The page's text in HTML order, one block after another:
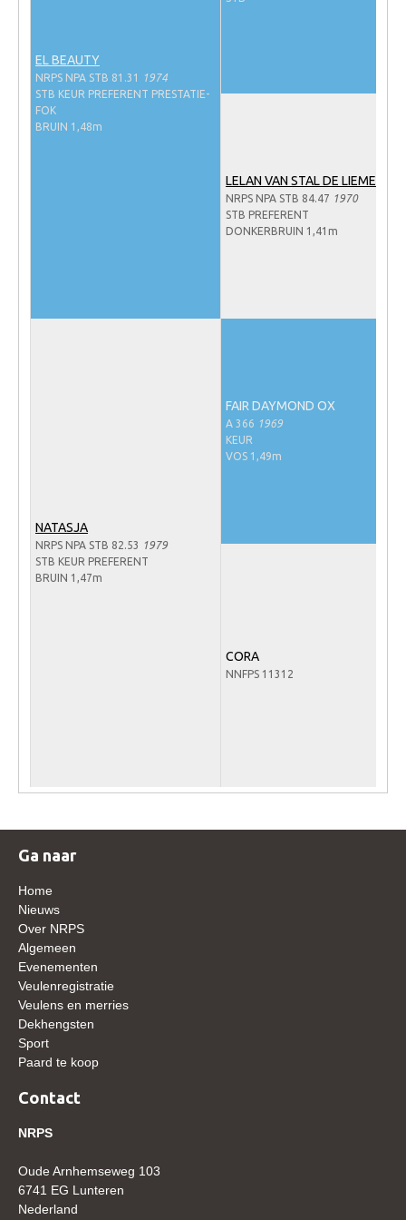
Regionale Keuringen
Wereldkampioenschap Jonge Paarden
Onze fokkerij
Fokkerij informatie
WBSFH
Dekhengsten
Hengstenselectie
Informatie Hengstenkeuring
Verrichtingsonderzoek NRPS
Verrichtingsonderzoek 2022-2023
EL BEAUTY
NRPS NPA STB 81.31
1974
STB KEUR PREFERENT PRESTATIE-
FOK
BRUIN 1,48m
LELAN VAN STAL DE LIEMERS
NRPS NPA STB 84.47 1970
STB PREFERENT
DONKERBRUIN 1,41m
NATASJA
NRPS NPA STB 82.53
1979
STB KEUR PREFERENT
BRUIN 1,47m
FAIR DAYMOND OX
A 366 1969
KEUR
VOS 1,49m
CORA
NNFPS 11312
Ga naar
Home
Nieuws
Over NRPS
Algemeen
Evenementen
Veulenregistratie
Veulens en merries
Dekhengsten
Sport
Paard te koop
Contact
NRPS
Oude Arnhemseweg 103
6741 EG Lunteren
Nederland